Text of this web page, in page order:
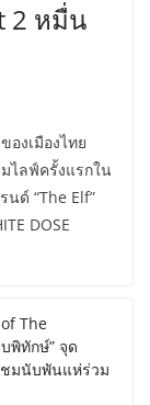
2 หมื่น
งเมืองไทย
ไลฟ์ครั้งแรกใน
ด์ “The Elf”
DOSE
The
พิทักษ์” จุด
มนับพันแห่ร่วม